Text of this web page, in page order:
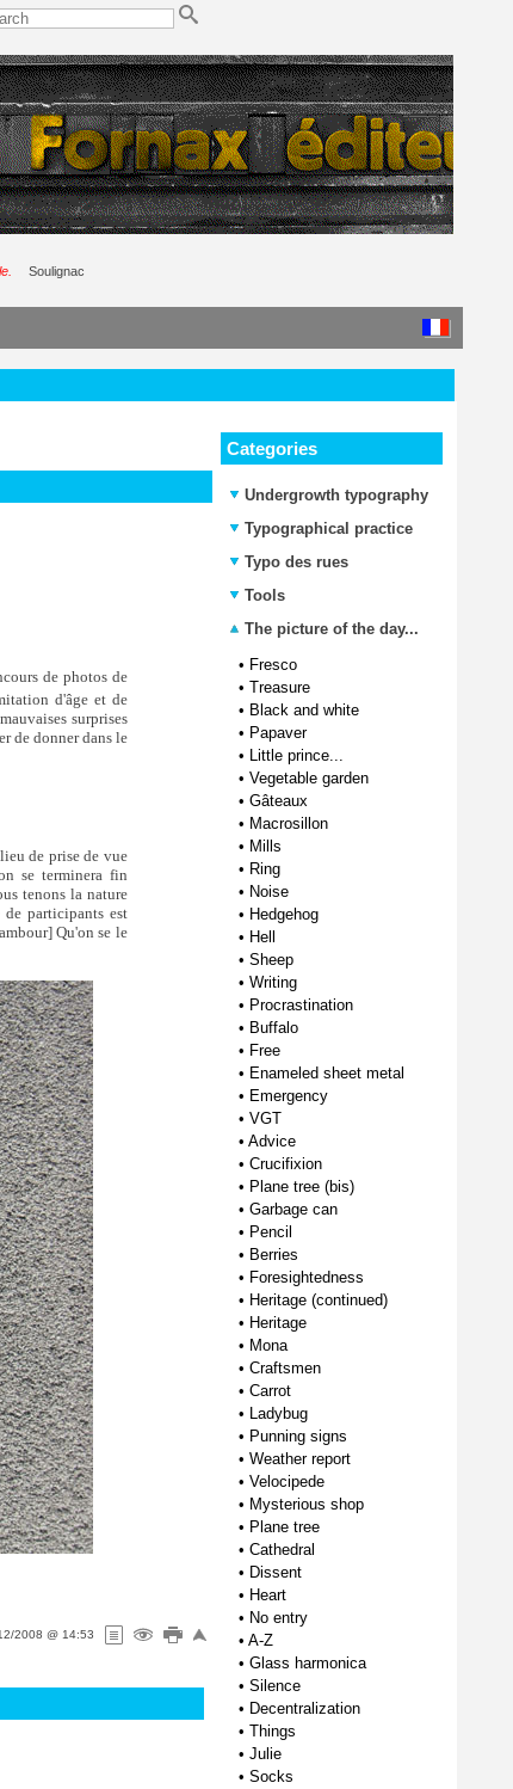
Soulignac
de photos de
d'âge et de
surprises
de donner dans le
de prise de vue
se terminera fin
tenons la nature
participants est
Qu'on se le
2008 @ 14:53
Categories
Undergrowth typography
Typographical practice
Typo des rues
Tools
The picture of the day...
• Fresco
• Treasure
• Black and white
• Papaver
• Little prince...
• Vegetable garden
• Gâteaux
• Macrosillon
• Mills
• Ring
• Noise
• Hedgehog
• Hell
• Sheep
• Writing
• Procrastination
• Buffalo
• Free
• Enameled sheet metal
• Emergency
• VGT
• Advice
• Crucifixion
• Plane tree (bis)
• Garbage can
• Pencil
• Berries
• Foresightedness
• Heritage (continued)
• Heritage
• Mona
• Craftsmen
• Carrot
• Ladybug
• Punning signs
• Weather report
• Velocipede
• Mysterious shop
• Plane tree
• Cathedral
• Dissent
• Heart
• No entry
• A-Z
• Glass harmonica
• Silence
• Decentralization
• Things
• Julie
• Socks